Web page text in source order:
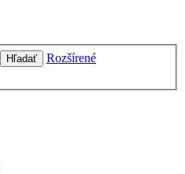
Hľadať
Rozšírené